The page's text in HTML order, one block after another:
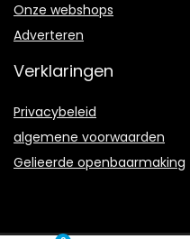
Onze webshops
Adverteren
Verklaringen
Privacybeleid
algemene voorwaarden
Gelieerde openbaarmaking